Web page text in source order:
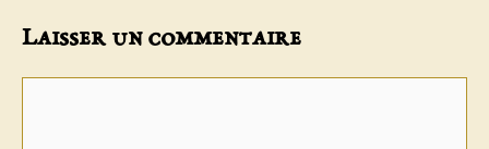
Laisser un commentaire